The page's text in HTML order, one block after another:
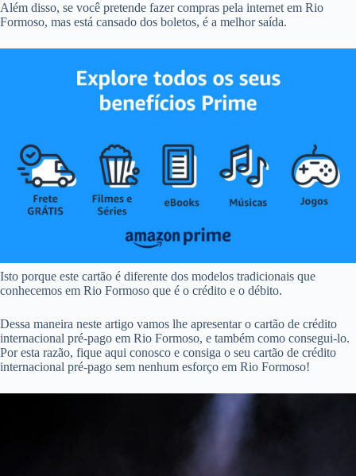
Além disso, se você pretende fazer compras pela internet em Rio
Formoso, mas está cansado dos boletos, é a melhor saída.
Isto porque este cartão é diferente dos modelos tradicionais que
conhecemos em Rio Formoso que é o crédito e o débito.
Dessa maneira neste artigo vamos lhe apresentar o cartão de crédito
internacional pré-pago em Rio Formoso, e também como consegui-lo.
Por esta razão, fique aqui conosco e consiga o seu cartão de crédito
internacional pré-pago sem nenhum esforço em Rio Formoso!